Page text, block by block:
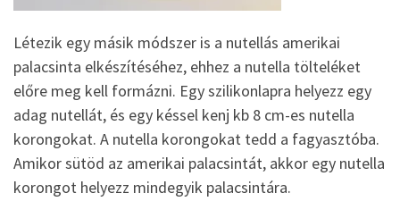
Létezik egy másik módszer is a nutellás amerikai
palacsinta elkészítéséhez, ehhez a nutella tölteléket
előre meg kell formázni. Egy szilikonlapra helyezz egy
adag nutellát, és egy késsel kenj kb 8 cm-es nutella
korongokat. A nutella korongokat tedd a fagyasztóba.
Amikor sütöd az amerikai palacsintát, akkor egy nutella
korongot helyezz mindegyik palacsintára.